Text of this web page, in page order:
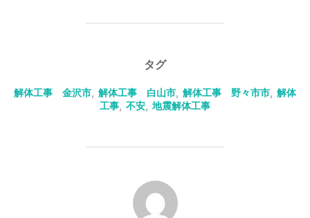
タグ
解体工事 金沢市 解体工事 白山市 解体工事 野々市市 解体
工事 不安 地震解体工事
投稿者